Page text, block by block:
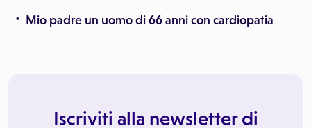
Mio padre un uomo di 66 anni con cardiopatia
Iscriviti alla newsletter di